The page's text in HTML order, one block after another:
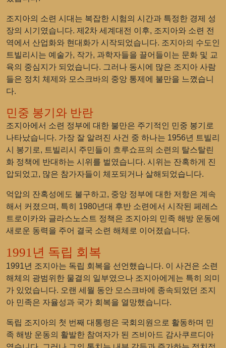
조지아의 소련 시대는 복잡한 시험의 시간과 특정한 경제 성
장의 시기였습니다. 제2차 세계대전 이후, 조지아와 소련 전
역에서 산업화와 현대화가 시작되었습니다. 조지아의 수도인
트빌리시는 예술가, 작가, 과학자들을 끌어들이는 문화 및 교
육의 중심지가 되었습니다. 그러나 동시에 많은 조지아 사람
들은 정치 체제와 모스크바의 중앙 통제에 불만을 느꼈습니
다.
민중 봉기와 반란
조지아에서 소련 정부에 대한 불만은 주기적인 민중 봉기로
나타났습니다. 가장 잘 알려진 사건 중 하나는 1956년 트빌리
시 봉기로, 트빌리시 주민들이 흐루쇼프의 소련의 탈스탈린
화 정책에 반대하는 시위를 벌였습니다. 시위는 잔혹하게 진
압되었고, 많은 참가자들이 체포되거나 살해되었습니다.
억압의 잔혹성에도 불구하고, 중앙 정부에 대한 저항은 계속
해서 커졌으며, 특히 1980년대 후반 소련에서 시작된 페레스
트로이카와 글라스노스트 정책은 조지아의 민족 해방 운동에
새로운 동력을 주어 결국 소련 해체로 이어졌습니다.
1991년 독립 회복
1991년 조지아는 독립 회복을 선언했습니다. 이 사건은 소련
해체의 광범위한 물결의 일부였으나 조지아에게는 특히 의미
가 있었습니다. 오랜 세월 동안 모스크바에 종속되었던 조지
아 민족은 자율성과 국가 회복을 열망했습니다.
독립 조지아의 첫 번째 대통령은 국회의원으로 활동하며 민
족 해방 운동의 활발한 참여자가 된 즈비아드 감사쿠르디아